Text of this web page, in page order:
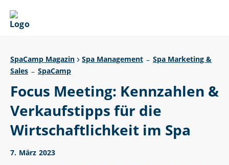
SpaCamp Magazin Spa Management – Spa Marketing &
Sales – SpaCamp
Focus Meeting: Kennzahlen &
Verkaufstipps für die
Wirtschaftlichkeit im Spa
7. März 2023